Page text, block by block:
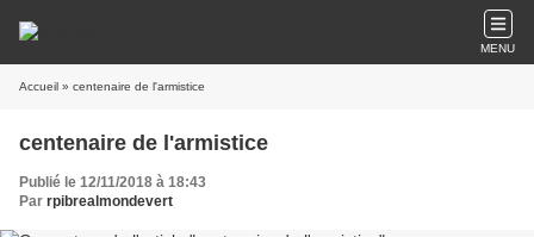
MENU
Accueil » centenaire de l'armistice
centenaire de l'armistice
Publié le 12/11/2018 à 18:43
Par rpibrealmondevert